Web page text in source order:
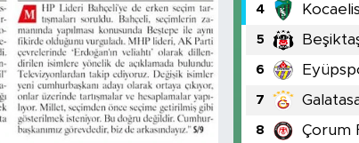
4
5
6
7
8 Çorum